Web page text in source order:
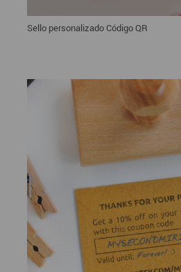
Sello personalizado Código QR